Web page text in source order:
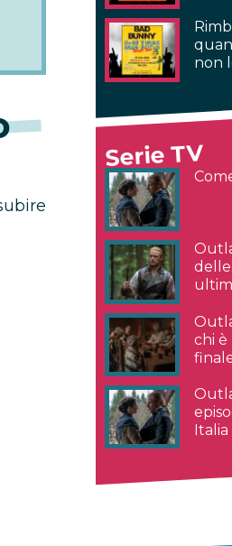
non
Serie TV
chi è
Italia